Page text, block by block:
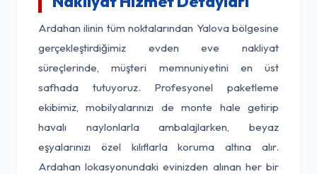
Ardahan ilinin tüm noktalarından Yalova bölgesine
gerçekleştirdiğimiz evden eve nakliyat
süreçlerinde, müşteri memnuniyetini en üst
safhada tutuyoruz. Profesyonel paketleme
ekibimiz, mobilyalarınızı de monte hale getirip
havalı naylonlarla ambalajlarken, beyaz
eşyalarınızı özel kılıflarla koruma altına alır.
Ardahan lokasyonundaki evinizden alınan her bir